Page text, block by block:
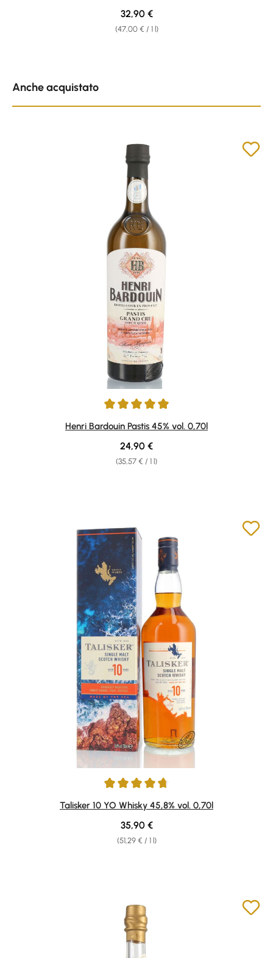
(47,00 € / 1 l)
Regular price:
32,90 €
Anche acquistato
Average rating of 4.98 out of 5 stars
Henri Bardouin Pastis 45% vol. 0,70l
(35,57 € / 1 l)
Regular price:
24,90 €
Average rating of 4.78 out of 5 stars
Talisker 10 YO Whisky 45,8% vol. 0,70l
(51,29 € / 1 l)
Regular price:
35,90 €